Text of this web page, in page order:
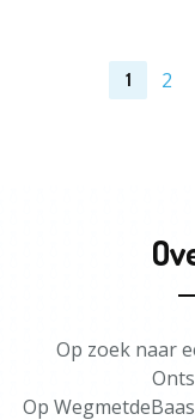
1 2
Op zoek naar
Op